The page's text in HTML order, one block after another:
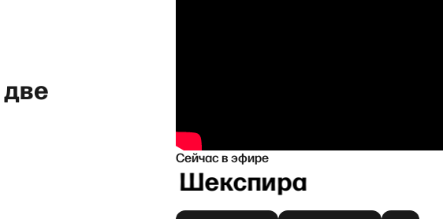
Сейчас в эфире
Феномен Шекспира